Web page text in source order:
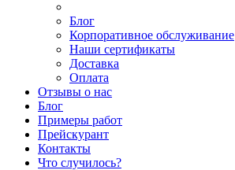
Блог
Корпоративное обслуживание
Наши сертификаты
Доставка
Оплата
Отзывы о нас
Блог
Примеры работ
Прейскурант
Контакты
Что случилось?